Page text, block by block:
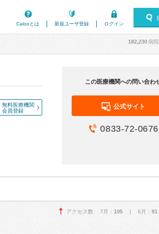
Calooとは
新規ユーザ登録 ログイン
182,230病院
無料医療機関
会員登録
この医療機関への問い合わ
公式サイト
0833-72-0676
アクセス数 7月： 105 | 6月： 91